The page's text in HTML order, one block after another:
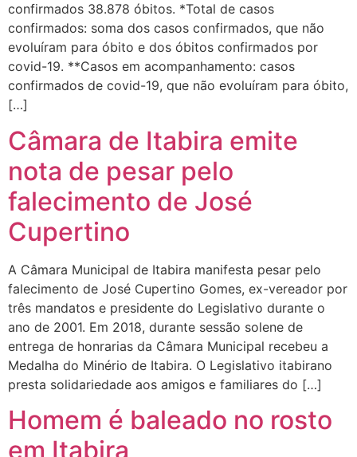
confirmados 38.878 óbitos. *Total de casos
confirmados: soma dos casos confirmados, que não
evoluíram para óbito e dos óbitos confirmados por
covid-19. **Casos em acompanhamento: casos
confirmados de covid-19, que não evoluíram para óbito,
[…]
Câmara de Itabira emite
nota de pesar pelo
falecimento de José
Cupertino
A Câmara Municipal de Itabira manifesta pesar pelo
falecimento de José Cupertino Gomes, ex-vereador por
três mandatos e presidente do Legislativo durante o
ano de 2001. Em 2018, durante sessão solene de
entrega de honrarias da Câmara Municipal recebeu a
Medalha do Minério de Itabira. O Legislativo itabirano
presta solidariedade aos amigos e familiares do […]
Homem é baleado no rosto
em Itabira